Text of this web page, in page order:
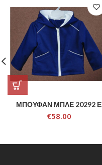
ΜΠΟΥΦΑΝ ΜΠΛΕ 20292 Ε
€58.00